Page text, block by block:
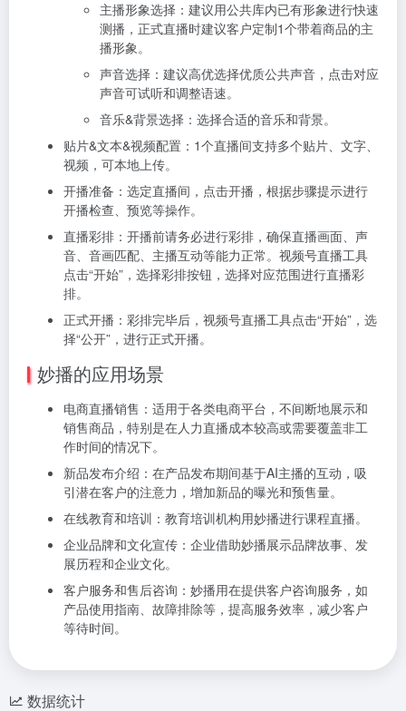
主播形象选择：建议用公共库内已有形象进行快速
测播，正式直播时建议客户定制1个带着商品的主
播形象。
声音选择：建议高优选择优质公共声音，点击对应
声音可试听和调整语速。
音乐&背景选择：选择合适的音乐和背景。
贴片&文本&视频配置：1个直播间支持多个贴片、文字、
视频，可本地上传。
开播准备：选定直播间，点击开播，根据步骤提示进行
开播检查、预览等操作。
直播彩排：开播前请务必进行彩排，确保直播画面、声
音、音画匹配、主播互动等能力正常。视频号直播工具
点击“开始”，选择彩排按钮，选择对应范围进行直播彩
排。
正式开播：彩排完毕后，视频号直播工具点击“开始”，选
择“公开”，进行正式开播。
妙播的应用场景
电商直播销售：适用于各类电商平台，不间断地展示和
销售商品，特别是在人力直播成本较高或需要覆盖非工
作时间的情况下。
新品发布介绍：在产品发布期间基于AI主播的互动，吸
引潜在客户的注意力，增加新品的曝光和预售量。
在线教育和培训：教育培训机构用妙播进行课程直播。
企业品牌和文化宣传：企业借助妙播展示品牌故事、发
展历程和企业文化。
客户服务和售后咨询：妙播用在提供客户咨询服务，如
产品使用指南、故障排除等，提高服务效率，减少客户
等待时间。
数据统计